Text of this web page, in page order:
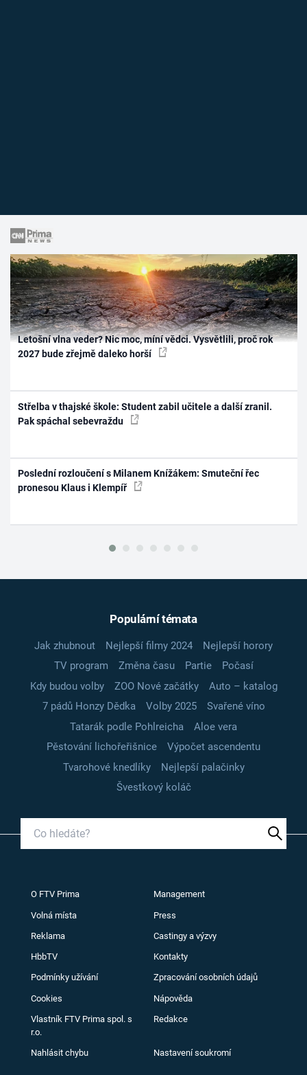
Letošní vlna veder? Nic moc, míní vědci. Vysvětlili, proč rok
2027 bude zřejmě daleko horší
Střelba v thajské škole: Student zabil učitele a další zranil.
Pak spáchal sebevraždu
Poslední rozloučení s Milanem Knížákem: Smuteční řec
pronesou Klaus i Klempíř
Populární témata
Jak zhubnout Nejlepší filmy 2024
Nejlepší horory
TV program
Změna času Partie
Počasí
Kdy budou volby
ZOO Nové začátky
Auto – katalog
7 pádů Honzy Dědka
Volby 2025
Svařené víno
Tatarák podle Pohlreicha
Aloe vera
Pěstování lichořeřišnice
Výpočet ascendentu
Tvarohové knedlíky
Nejlepší palačinky
Švestkový koláč
O FTV Prima Management
Volná místa Press
Reklama Castingy a výzvy
HbbTV Kontakty
Podmínky užívání Zpracování osobních údajů
Cookies Nápověda
Vlastník FTV Prima spol. s
r.o.
Redakce
Nahlásit chybu Nastavení soukromí